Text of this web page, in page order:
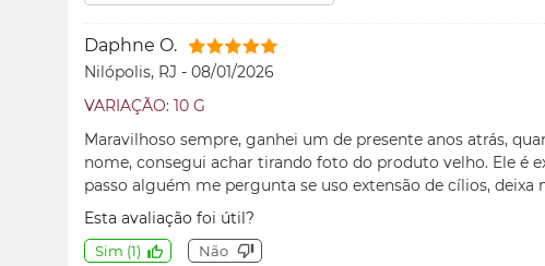
Daphne O.
Nilópolis, RJ - 08/01/2026
VARIAÇÃO: 10 G
Maravilhoso sempre, ganhei um de presente anos atrás,
nome, consegui achar tirando foto do produto velho. Ele é
passo alguém me pergunta se uso extensão de cílios,
Esta avaliação foi útil?
Sim (1) Não